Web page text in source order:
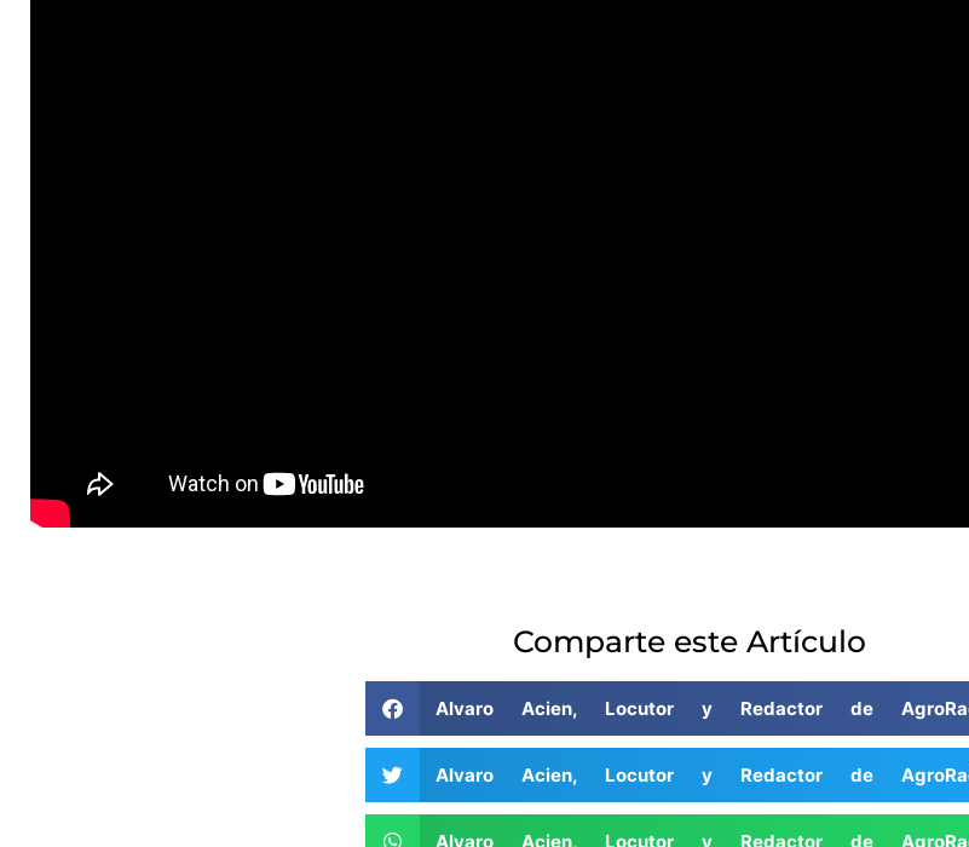
Comparte este Artículo
Alvaro Acien, Locutor y Redactor de
Alvaro Acien, Locutor y Redactor de
Alvaro Acien, Locutor y Redactor de